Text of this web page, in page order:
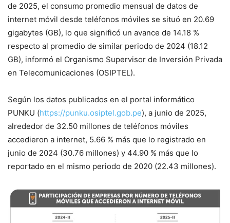
de 2025, el consumo promedio mensual de datos de
internet móvil desde teléfonos móviles se situó en 20.69
gigabytes (GB), lo que significó un avance de 14.18 %
respecto al promedio de similar periodo de 2024 (18.12
GB), informó el Organismo Supervisor de Inversión Privada
en Telecomunicaciones (OSIPTEL).
Según los datos publicados en el portal informático
PUNKU (https://punku.osiptel.gob.pe), a junio de 2025,
alrededor de 32.50 millones de teléfonos móviles
accedieron a internet, 5.66 % más que lo registrado en
junio de 2024 (30.76 millones) y 44.90 % más que lo
reportado en el mismo periodo de 2020 (22.43 millones).